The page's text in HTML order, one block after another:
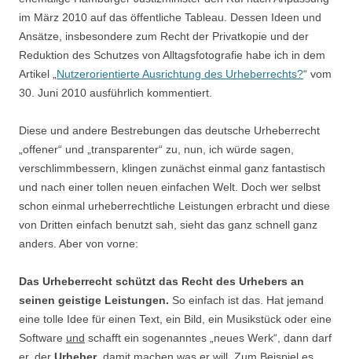
im März 2010 auf das öffentliche Tableau. Dessen Ideen und
Ansätze, insbesondere zum Recht der Privatkopie und der
Reduktion des Schutzes von Alltagsfotografie habe ich in dem
Artikel „ Nutzerorientierte Ausrichtung des Urheberrechts?“ vom
30. Juni 2010 ausführlich kommentiert.
Diese und andere Bestrebungen das deutsche Urheberrecht
„offener“ und „transparenter“ zu, nun, ich würde sagen,
verschlimmbessern, klingen zunächst einmal ganz fantastisch
und nach einer tollen neuen einfachen Welt. Doch wer selbst
schon einmal urheberrechtliche Leistungen erbracht und diese
von Dritten einfach benutzt sah, sieht das ganz schnell ganz
anders. Aber von vorne:
Das Urheberrecht schützt das Recht des Urhebers an
seinen geistige Leistungen. So einfach ist das. Hat jemand
eine tolle Idee für einen Text, ein Bild, ein Musikstück oder eine
Software und schafft ein sogenanntes „neues Werk“, dann darf